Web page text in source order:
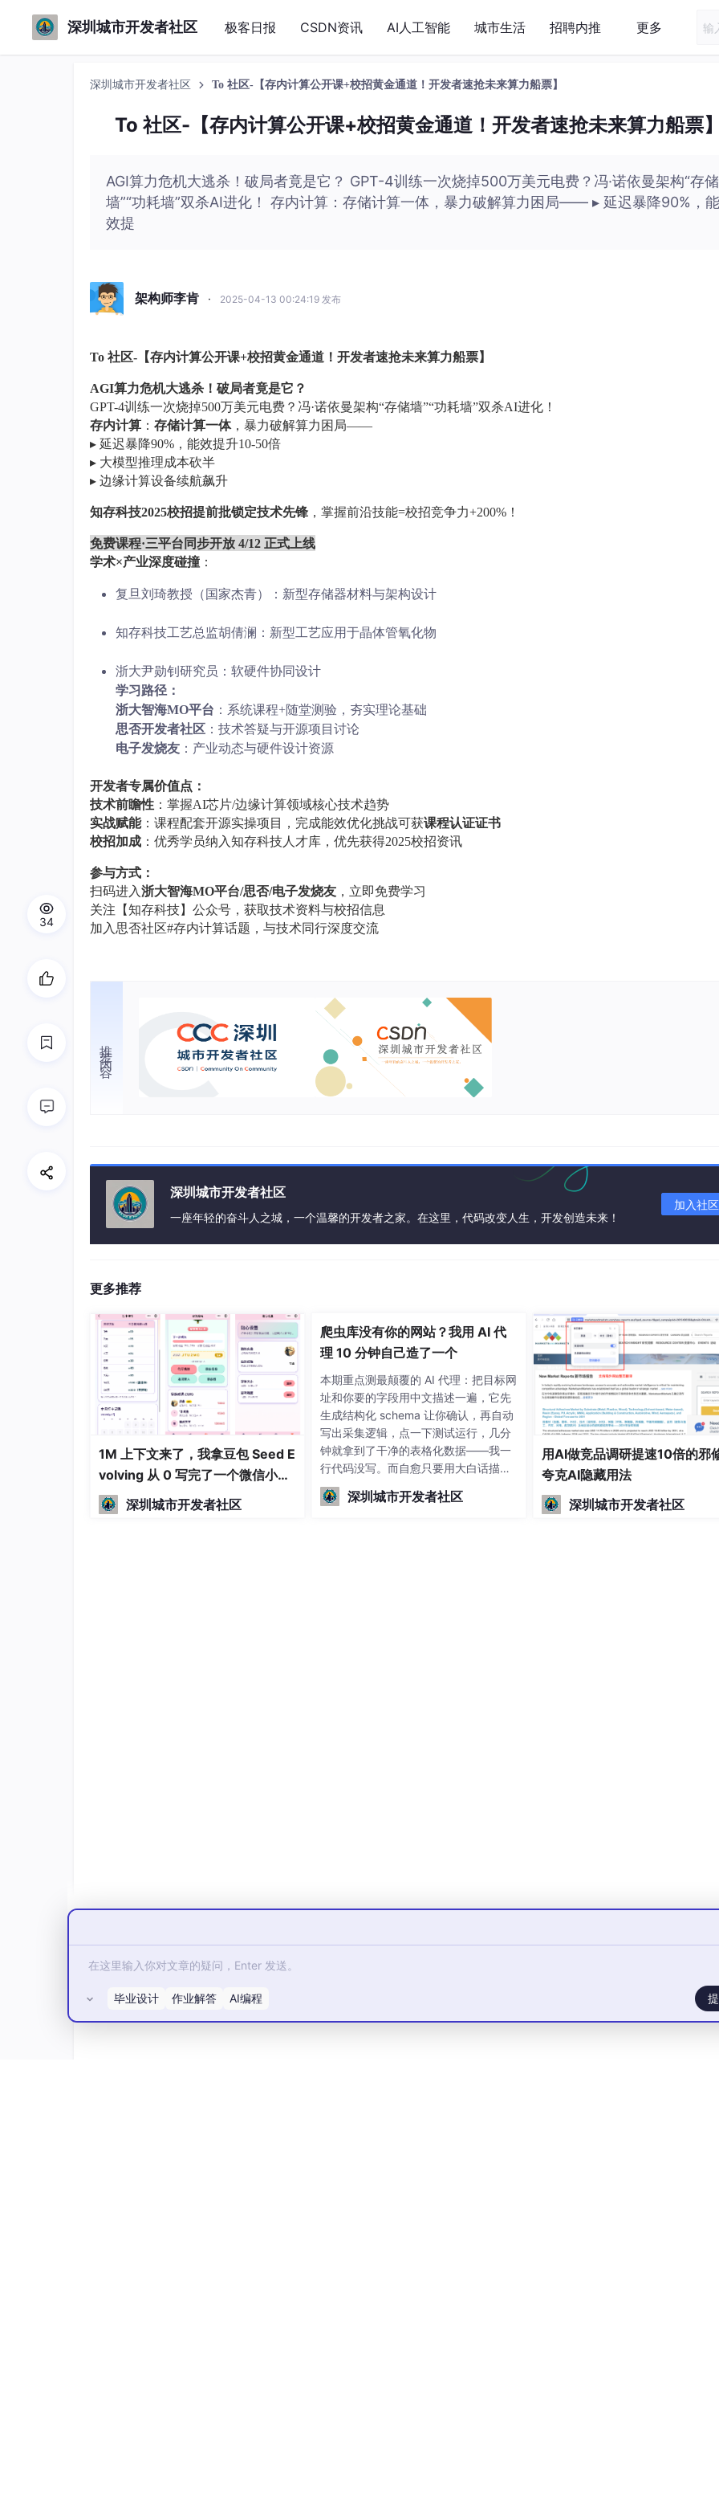
深圳城市开发者社区 极客日报 CSDN资讯 AI人工智能 城市生活 招聘内推 更多
深圳城市开发者社区 To 社区-【存内计算公开课+校招黄金通道！开发者速抢未来算力船票】
To 社区-【存内计算公开课+校招黄金通道！开发者速抢未来算力船票
AGI算力危机大逃杀！破局者竟是它？ GPT-4训练一次烧掉500万美元电费？冯·诺依曼架构“存储
墙”“功耗墙”双杀AI进化！ 存内计算：存储计算一体，暴力破解算力困局—— ▸ 延迟暴降90%，能
效提
架构师李肯 · 2025-04-13 00:24:19 发布
To 社区-【存内计算公开课+校招黄金通道！开发者速抢未来算力船票】
AGI算力危机大逃杀！破局者竟是它？
GPT-4训练一次烧掉500万美元电费？冯·诺依曼架构“存储墙”“功耗墙”双杀AI进化！
存内计算 ： 存储计算一体，暴力破解算力困局——
▸ 延迟暴降90%，能效提升10-50倍
▸ 大模型推理成本砍半
▸ 边缘计算设备续航飙升
知存科技2025校招提前批锁定技术先锋 ，掌握前沿技能=校招竞争力+200%！
免费课程·三平台同步开放 4/12 正式上线
学术×产业深度碰撞 ：
复旦刘琦教授（国家杰青）：新型存储器材料与架构设计
知存科技工艺总监胡倩澜：新型工艺应用于晶体管氧化物
浙大尹勋钊研究员：软硬件协同设计
学习路径：
浙大智海MO平台 ：系统课程+随堂测验，夯实理论基础
思否开发者社区 ：技术答疑与开源项目讨论
电子发烧友 ：产业动态与硬件设计资源
开发者专属价值点 ：
技术前瞻性 ：掌握AI芯片/边缘计算领域核心技术趋势
实战赋能：课程配套开源实操项目 ，完成能效优化挑战可获课程认证证书
校招加成 ：优秀学员纳入知存科技人才库，优先获得2025校招资讯
参与方式 ：
扫码进入浙大智海MO平台/思否/电子发烧友 ，立即免费学习
关注【知存科技】公众号，获取技术资料与校招信息
加入思否社区#存内计算话题，与技术同行深度交流
推荐内容
深圳城市开发者社区
一座年轻的奋斗人之城，一个温馨的开发者之家。在这里，代码改变人生，开发创造未来！
加入社区
更多推荐
1M 上下文来了，我拿豆包 Seed E
volving 从 0 写完了一个微信小程
序
深圳城市开发者社区
爬虫库没有你的网站？我用 AI 代
理 10 分钟自己造了一个
本期重点测最颠覆的 AI 代理：把目标网
址和你要的字段用中文描述一遍，它先
生成结构化 schema 让你确认，再自动
写出采集逻辑，点一下测试运行，几分
钟就拿到了干净的表格化数据——我一
行代码没写。而自愈只要用大白话描
述"哪里采不到了"，它就自动分析、重
写受影响代码，数分钟修复并一键发
深圳城市开发者社区
用AI做竞品调研提速10倍的邪
夸克AI隐藏用法
深圳城市开发者社区
34